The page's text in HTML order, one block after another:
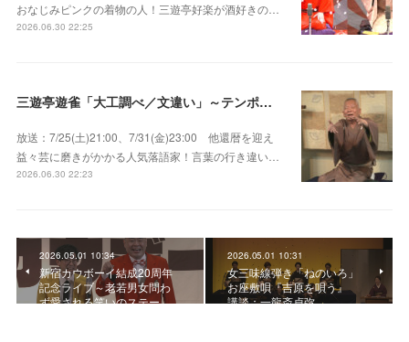
おなじみピンクの着物の人！三遊亭好楽が酒好きの…
2026.06.30 22:25
三遊亭遊雀「大工調べ／文違い」～テンポよくたたみかける語り口で人気・実力とも屈指！
放送：7/25(土)21:00、7/31(金)23:00 他還暦を迎え
益々芸に磨きがかかる人気落語家！言葉の行き違い…
2026.06.30 22:23
2026.05.01 10:34
新宿カウボーイ結成20周年
記念ライブ～老若男女問わ
ず愛される笑いのステー…
2026.05.01 10:31
女三味線弾き「ねのいろ」
お座敷唄『吉原を唄う』
講談：一龍斎貞弥